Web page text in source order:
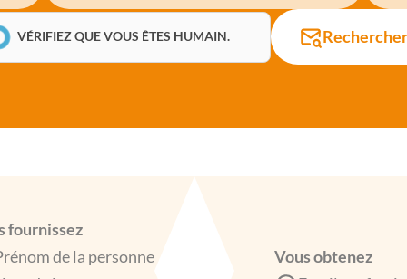
VÉRIFIEZ QUE VOUS ÊTES HUMAIN.
fournissez
de la personne
Vous obtenez